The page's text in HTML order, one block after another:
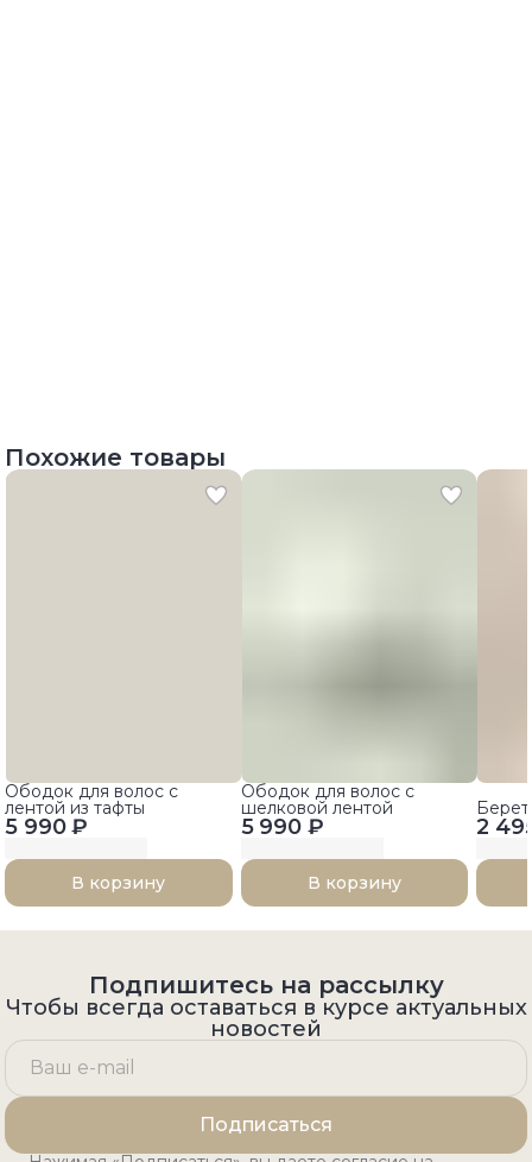
Похожие товары
5 990 ₽
Ободок для волос с
лентой из тафты
В корзину
5 990 ₽
Ободок для волос с
шелковой лентой
В корзину
2
Берет
Подпишитесь на рассылку
Чтобы всегда оставаться в курсе актуальных
новостей
Подписаться